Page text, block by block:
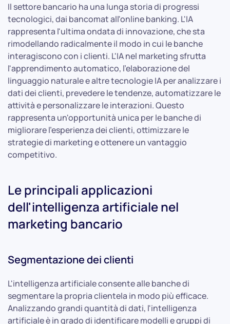
Il settore bancario ha una lunga storia di progressi
tecnologici, dai bancomat all'online banking. L'IA
rappresenta l'ultima ondata di innovazione, che sta
rimodellando radicalmente il modo in cui le banche
interagiscono con i clienti. L'IA nel marketing sfrutta
l'apprendimento automatico, l'elaborazione del
linguaggio naturale e altre tecnologie IA per analizzare i
dati dei clienti, prevedere le tendenze, automatizzare le
attività e personalizzare le interazioni. Questo
rappresenta un'opportunità unica per le banche di
migliorare l'esperienza dei clienti, ottimizzare le
strategie di marketing e ottenere un vantaggio
competitivo.
Le principali applicazioni
dell'intelligenza artificiale nel
marketing bancario
Segmentazione dei clienti
L'intelligenza artificiale consente alle banche di
segmentare la propria clientela in modo più efficace.
Analizzando grandi quantità di dati, l'intelligenza
artificiale è in grado di identificare modelli e gruppi di